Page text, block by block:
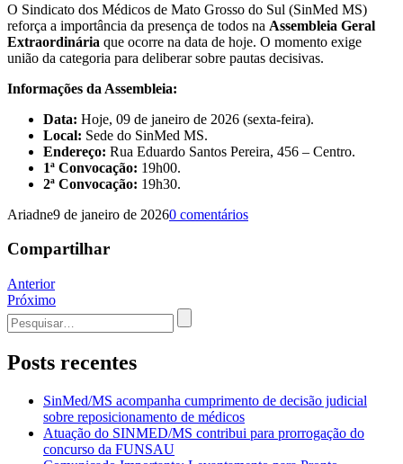
O Sindicato dos Médicos de Mato Grosso do Sul (SinMed MS)
reforça a importância da presença de todos na Assembleia Geral
Extraordinária que ocorre na data de hoje. O momento exige
união da categoria para deliberar sobre pautas decisivas.
Informações da Assembleia:
Data: Hoje, 09 de janeiro de 2026 (sexta-feira).
Local: Sede do SinMed MS.
Endereço: Rua Eduardo Santos Pereira, 456 – Centro.
1ª Convocação: 19h00.
2ª Convocação: 19h30.
Ariadne9 de janeiro de 20260 comentários
Compartilhar
Navegação
de
Post
Anterior
Próximo
Procurar
por:
Posts recentes
SinMed/MS acompanha cumprimento de decisão judicial
sobre reposicionamento de médicos
Atuação do SINMED/MS contribui para prorrogação do
concurso da FUNSAU